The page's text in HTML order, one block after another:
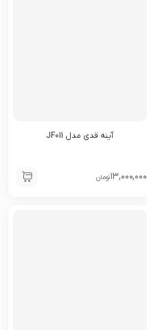
آینه قدی مدل JF011
۱۳,۰۰۰,۰۰۰تومان